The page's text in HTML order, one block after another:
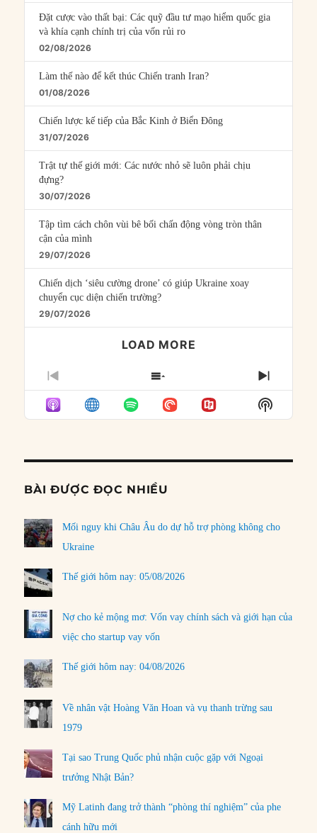
Đặt cược vào thất bại: Các quỹ đầu tư mạo hiểm quốc gia
và khía cạnh chính trị của vốn rủi ro
02/08/2026
Làm thế nào để kết thúc Chiến tranh Iran?
01/08/2026
Chiến lược kế tiếp của Bắc Kinh ở Biển Đông
31/07/2026
Trật tự thế giới mới: Các nước nhỏ sẽ luôn phải chịu
đựng?
30/07/2026
Tập tìm cách chôn vùi bê bối chấn động vòng tròn thân
cận của mình
29/07/2026
Chiến dịch ‘siêu cường drone’ có giúp Ukraine xoay
chuyển cục diện chiến trường?
29/07/2026
LOAD MORE
PREVIOUS
EPISODE
SHOW
EPISODES
LIST
NEXT
Show
Podcast
BÀI ĐƯỢC ĐỌC NHIỀU
Mối nguy khi Châu Âu do dự hỗ trợ phòng không cho
Ukraine
Thế giới hôm nay: 05/08/2026
Nợ cho kẻ mộng mơ: Vốn vay chính sách và giới hạn của
việc cho startup vay vốn
Thế giới hôm nay: 04/08/2026
Về nhân vật Hoàng Văn Hoan và vụ thanh trừng sau
1979
Tại sao Trung Quốc phủ nhận cuộc gặp với Ngoại
trưởng Nhật Bản?
Mỹ Latinh đang trở thành “phòng thí nghiệm” của phe
cánh hữu mới